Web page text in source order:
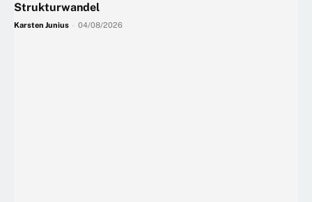
Strukturwandel
Karsten Junius 04/08/2026